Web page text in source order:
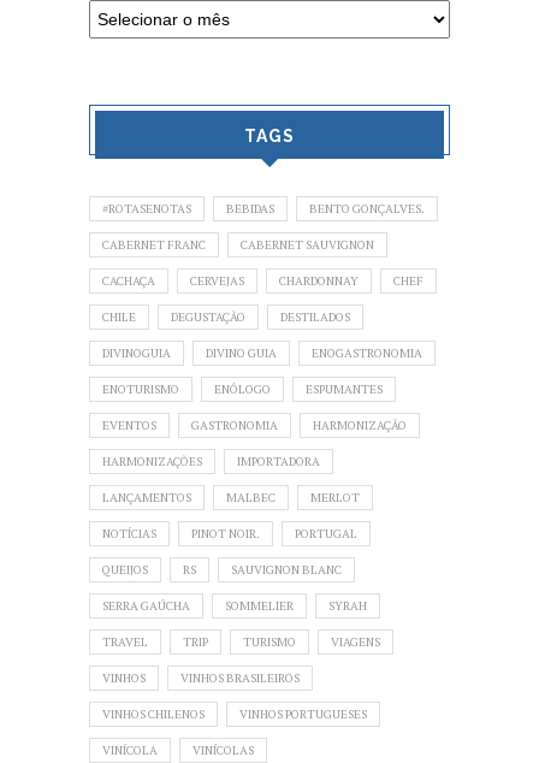
TAGS
#ROTASENOTAS BEBIDAS BENTO GONÇALVES.
CABERNET FRANC CABERNET SAUVIGNON
CACHAÇA CERVEJAS CHARDONNAY CHEF
CHILE DEGUSTAÇÃO DESTILADOS
DIVINOGUIA DIVINO GUIA ENOGASTRONOMIA
ENOTURISMO ENÓLOGO ESPUMANTES
EVENTOS GASTRONOMIA HARMONIZAÇÃO
HARMONIZAÇÕES IMPORTADORA
LANÇAMENTOS MALBEC MERLOT
NOTÍCIAS PINOT NOIR. PORTUGAL
QUEIJOS RS SAUVIGNON BLANC
SERRA GAÚCHA SOMMELIER SYRAH
TRAVEL TRIP TURISMO VIAGENS
VINHOS VINHOS BRASILEIROS
VINHOS CHILENOS VINHOS PORTUGUESES
VINÍCOLA VINÍCOLAS